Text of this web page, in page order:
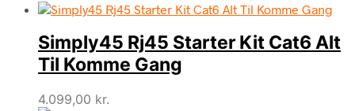
Simply45 Rj45 Starter Kit Cat6 Alt
Til Komme Gang
4.099,00 kr.